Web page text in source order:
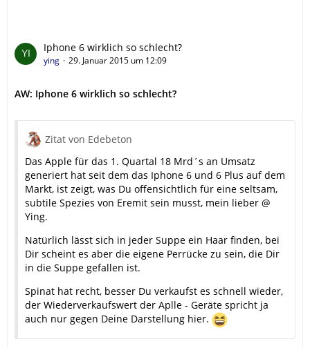
Iphone 6 wirklich so schlecht?
ying 29. Januar 2015 um 12:09
AW: Iphone 6 wirklich so schlecht?
Zitat von Edebeton
Das Apple für das 1. Quartal 18 Mrd´s an Umsatz
generiert hat seit dem das Iphone 6 und 6 Plus auf dem
Markt, ist zeigt, was Du offensichtlich für eine seltsam,
subtile Spezies von Eremit sein musst, mein lieber @
Ying.
Natürlich lässt sich in jeder Suppe ein Haar finden, bei
Dir scheint es aber die eigene Perrücke zu sein, die Dir
in die Suppe gefallen ist.
Spinat hat recht, besser Du verkaufst es schnell wieder,
der Wiederverkaufswert der Aplle - Geräte spricht ja
auch nur gegen Deine Darstellung hier.